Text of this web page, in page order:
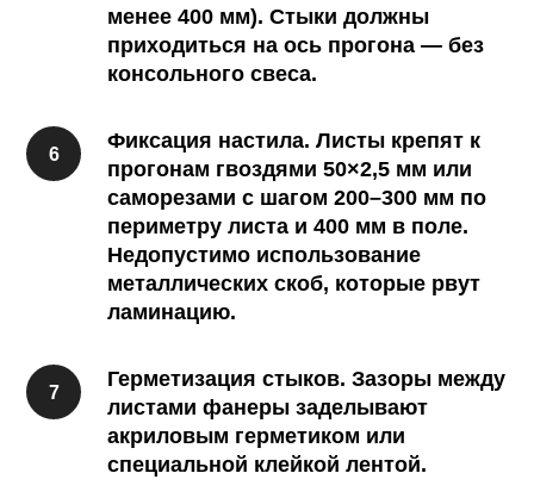
менее 400 мм). Стыки должны
приходиться на ось прогона — без
консольного свеса.
Фиксация настила. Листы крепят к
прогонам гвоздями 50×2,5 мм или
саморезами с шагом 200–300 мм по
периметру листа и 400 мм в поле.
Недопустимо использование
металлических скоб, которые рвут
ламинацию.
Герметизация стыков. Зазоры между
листами фанеры заделывают
акриловым герметиком или
специальной клейкой лентой.